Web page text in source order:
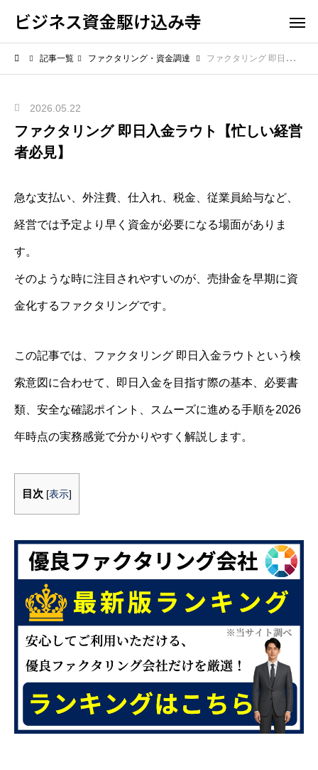
ビジネス資金駆け込み寺
記事一覧 ファクタリング・資金調達 ファクタリング 即日入金ラウト【忙しい経営者必見】
2026.05.22
ファクタリング 即日入金ラウト【忙しい経営
者必見】
急な支払い、外注費、仕入れ、税金、従業員給与など、
経営では予定より早く資金が必要になる場面がありま
す。
そのような時に注目されやすいのが、売掛金を早期に資
金化するファクタリングです。
この記事では、ファクタリング 即日入金ラウトという検
索意図に合わせて、即日入金を目指す際の基本、必要書
類、安全な確認ポイント、スムーズに進める手順を2026
年時点の実務感覚で分かりやすく解説します。
目次 [表示]